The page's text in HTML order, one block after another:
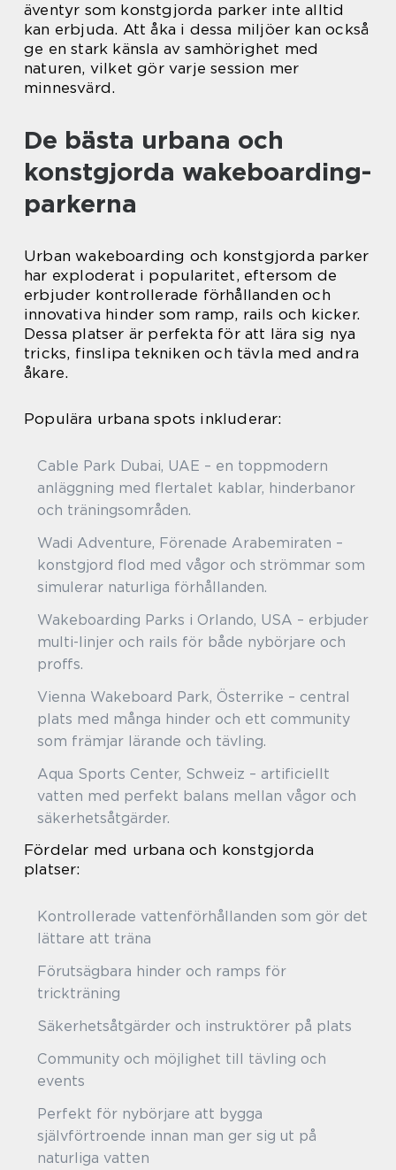
äventyr som konstgjorda parker inte alltid
kan erbjuda. Att åka i dessa miljöer kan också
ge en stark känsla av samhörighet med
naturen, vilket gör varje session mer
minnesvärd.
De bästa urbana och
konstgjorda wakeboarding-
parkerna
Urban wakeboarding och konstgjorda parker
har exploderat i popularitet, eftersom de
erbjuder kontrollerade förhållanden och
innovativa hinder som ramp, rails och kicker.
Dessa platser är perfekta för att lära sig nya
tricks, finslipa tekniken och tävla med andra
åkare.
Populära urbana spots inkluderar:
Cable Park Dubai, UAE – en toppmodern
anläggning med flertalet kablar, hinderbanor
och träningsområden.
Wadi Adventure, Förenade Arabemiraten –
konstgjord flod med vågor och strömmar som
simulerar naturliga förhållanden.
Wakeboarding Parks i Orlando, USA – erbjuder
multi-linjer och rails för både nybörjare och
proffs.
Vienna Wakeboard Park, Österrike – central
plats med många hinder och ett community
som främjar lärande och tävling.
Aqua Sports Center, Schweiz – artificiellt
vatten med perfekt balans mellan vågor och
säkerhetsåtgärder.
Fördelar med urbana och konstgjorda
platser:
Kontrollerade vattenförhållanden som gör det
lättare att träna
Förutsägbara hinder och ramps för
trickträning
Säkerhetsåtgärder och instruktörer på plats
Community och möjlighet till tävling och
events
Perfekt för nybörjare att bygga
självförtroende innan man ger sig ut på
naturliga vatten